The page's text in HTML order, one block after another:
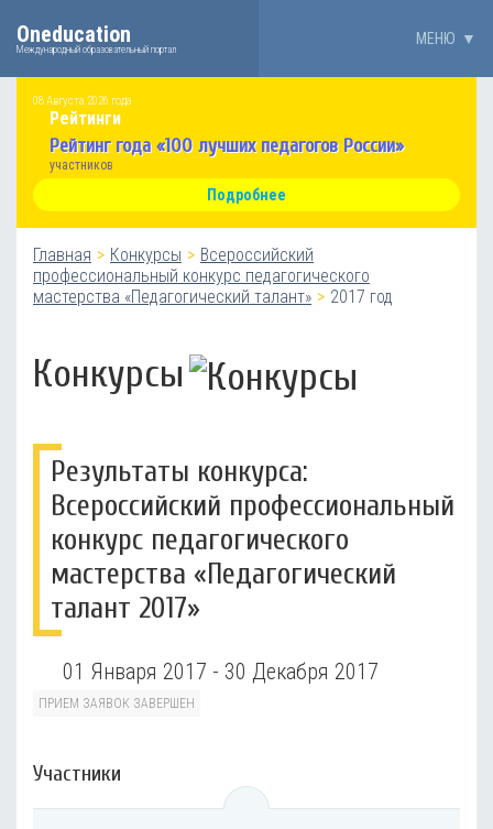
Oneducation
Международный образовательный портал
МЕНЮ ▼
08 Августа 2026 года
Рейтинги
Рейтинг года «100 лучших педагогов России»
участников
Подробнее
Главная Конкурсы
Всероссийский
профессиональный конкурс педагогического
мастерства «Педагогический талант»
2017 год
Конкурсы
Результаты конкурса:
Всероссийский профессиональный
конкурс педагогического
мастерства «Педагогический
талант 2017»
01 Января 2017 - 30 Декабря 2017
ПРИЕМ ЗАЯВОК ЗАВЕРШЕН
Участники